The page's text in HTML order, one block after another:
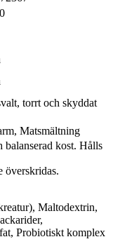
torrt och skyddat
Matsmältning
balanserad kost. Hålls
överskridas.
Maltodextrin,
Probiotiskt komplex